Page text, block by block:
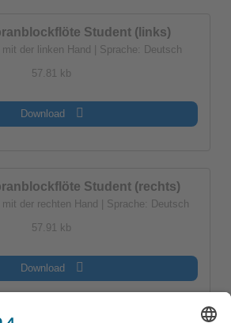
Student (links)
mit der linken Hand | Sprache: Deutsch
57.81 kb
Download
Student (rechts)
mit der rechten Hand | Sprache: Deutsch
57.91 kb
Download